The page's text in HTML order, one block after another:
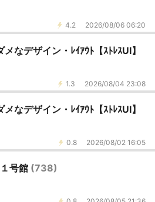
4.2 2026/08/06 06:20
メなデザイン・ﾚｲｱｳﾄ【ｽﾄﾚｽUI】
1.3 2026/08/04 23:08
メなデザイン・ﾚｲｱｳﾄ【ｽﾄﾚｽUI】
0.8 2026/08/02 16:05
号館 (738)